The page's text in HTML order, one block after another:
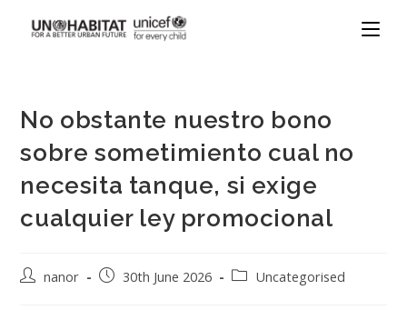
No obstante nuestro bono
sobre sometimiento cual no
necesita tanque, si exige
cualquier ley promocional
nanor 30th June 2026 Uncategorised